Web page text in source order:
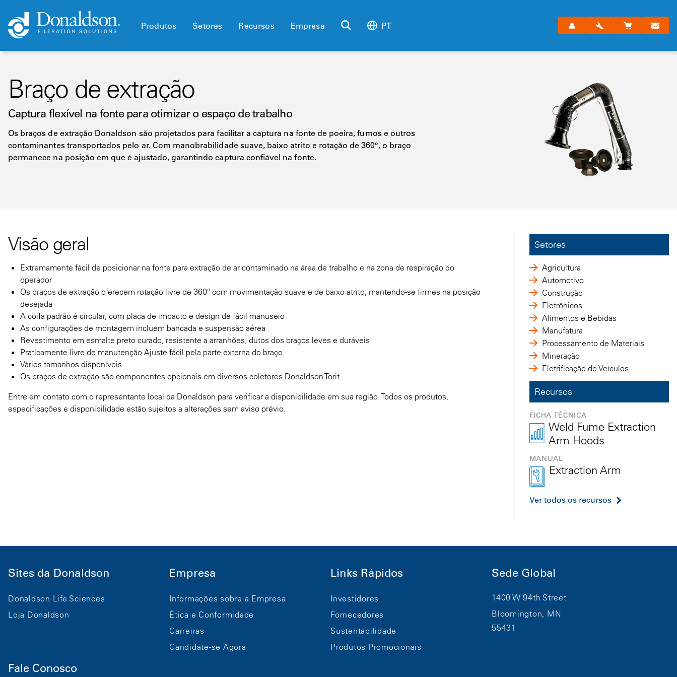
Produtos Setores Recursos Empresa PT
Braço de extração
Captura flexível na fonte para otimizar o espaço de trabalho
Os braços de extração Donaldson são projetados para facilitar a captura na fonte de poeira, fumos e outros
contaminantes transportados pelo ar. Com manobrabilidade suave, baixo atrito e rotação de 360°, o braço
permanece na posição em que é ajustado, garantindo captura confiável na fonte.
Visão geral
Extremamente fácil de posicionar na fonte para extração de ar contaminado na área de trabalho e na zona de respiração do
operador
Os braços de extração oferecem rotação livre de 360° com movimentação suave e de baixo atrito, mantendo-se firmes na posição
desejada
A coifa padrão é circular, com placa de impacto e design de fácil manuseio
As configurações de montagem incluem bancada e suspensão aérea
Revestimento em esmalte preto curado, resistente a arranhões; dutos dos braços leves e duráveis
Praticamente livre de manutenção Ajuste fácil pela parte externa do braço
Vários tamanhos disponíveis
Os braços de extração são componentes opcionais em diversos coletores Donaldson Torit
Entre em contato com o representante local da Donaldson para verificar a disponibilidade em sua região. Todos os produtos,
especificações e disponibilidade estão sujeitos a alterações sem aviso prévio.
Setores
Agricultura
Automotivo
Construção
Eletrônicos
Alimentos e Bebidas
Manufatura
Processamento de Materiais
Mineração
Eletrificação de Veículos
Recursos
FICHA TÉCNICA
Weld Fume Extraction
Arm Hoods
MANUAL
Extraction Arm
Ver todos os recursos
Sites da Donaldson
Donaldson Life Sciences
Loja Donaldson
Empresa
Informações sobre a Empresa
Ética e Conformidade
Carreiras
Candidate-se Agora
Links Rápidos
Investidores
Fornecedores
Sustentabilidade
Produtos Promocionais
Sede Global
1400 W 94th Street
Bloomington, MN
55431
Fale Conosco